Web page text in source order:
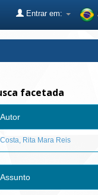
Entrar em:
facetada
Autor
Costa, Rita Mara Reis
Assunto